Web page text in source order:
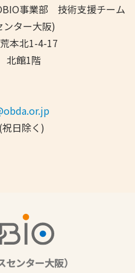
事業部 技術支援チーム
ンター大阪)
本北1-4-17
北館1階
日除く)
ンター大阪）